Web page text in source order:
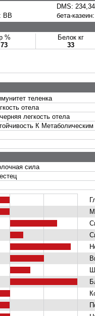
DMS:
BB
бета-
%
Белок кг
33
теленка
отела
легкость отела
К Метаболическим
сила